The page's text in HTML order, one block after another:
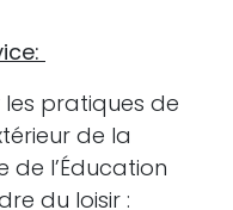
pratiques de
de la
l’Éducation
du loisir :